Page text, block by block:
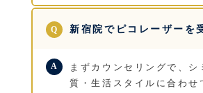
新宿院でピコレーザーを
まずカウンセリングで、シ
質・生活スタイルに合わせ